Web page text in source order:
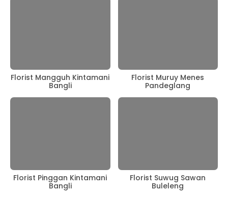
Florist Mangguh Kintamani
Bangli
Florist Muruy Menes
Pandeglang
Florist Pinggan Kintamani
Bangli
Florist Suwug Sawan
Buleleng